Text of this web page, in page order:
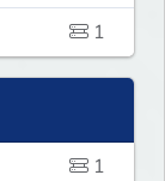
1
1